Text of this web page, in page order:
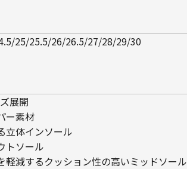
25/25.5/26/26.5/27/28/29/30
展開
ー素材
立体インソール
トソール
軽減するクッション性の高いミッドソール